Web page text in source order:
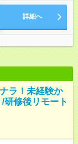
ります。 雇用形態：
円以上 上記額にはみ
給いたします。 みな
12ヶ月間）も、試用期
詳細へ
ラ！未経験か
研修後リモート